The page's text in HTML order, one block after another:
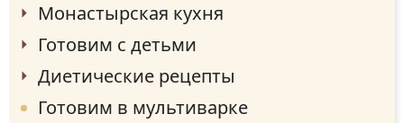
Монастырская кухня
Готовим с детьми
Диетические рецепты
Готовим в мультиварке